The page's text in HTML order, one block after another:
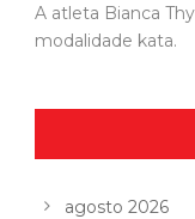
A atleta Bianca
modalidade kata.
agosto 2026